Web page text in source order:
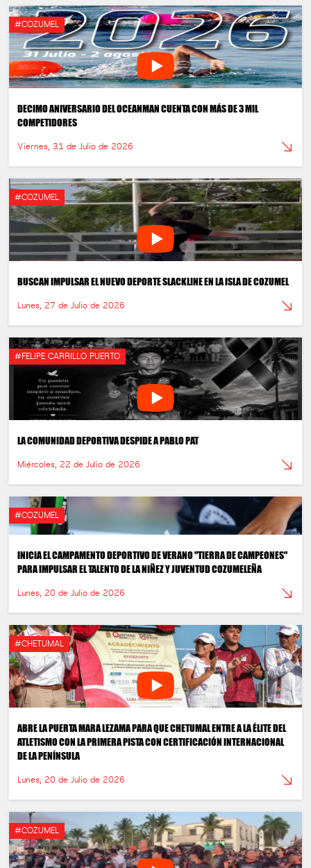
#COZUMEL
DECIMO ANIVERSARIO DEL OCEANMAN CUENTA CON MÁS DE 3 MIL
COMPETIDORES
Viernes, 31 de Julio de 2026
#COZUMEL
BUSCAN IMPULSAR EL NUEVO DEPORTE SLACKLINE EN LA ISLA DE COZUMEL
Lunes, 27 de Julio de 2026
#FELIPE CARRILLO PUERTO
LA COMUNIDAD DEPORTIVA DESPIDE A PABLO PAT
Miércoles, 22 de Julio de 2026
#COZUMEL
INICIA EL CAMPAMENTO DEPORTIVO DE VERANO "TIERRA DE CAMPEONES"
PARA IMPULSAR EL TALENTO DE LA NIÑEZ Y JUVENTUD COZUMELEÑA
Lunes, 20 de Julio de 2026
#CHETUMAL
ABRE LA PUERTA MARA LEZAMA PARA QUE CHETUMAL ENTRE A LA ÉLITE DEL
ATLETISMO CON LA PRIMERA PISTA CON CERTIFICACIÓN INTERNACIONAL
DE LA PENÍNSULA
Lunes, 20 de Julio de 2026
#COZUMEL